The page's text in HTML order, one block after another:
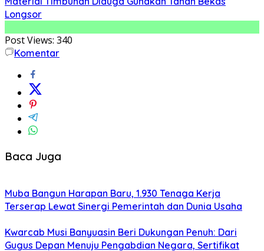
Longsor
Post Views: 340
Komentar
Baca Juga
Muba Bangun Harapan Baru, 1.930 Tenaga Kerja
Terserap Lewat Sinergi Pemerintah dan Dunia Usaha
Kwarcab Musi Banyuasin Beri Dukungan Penuh: Dari
Gugus Depan Menuju Pengabdian Negara, Sertifikat